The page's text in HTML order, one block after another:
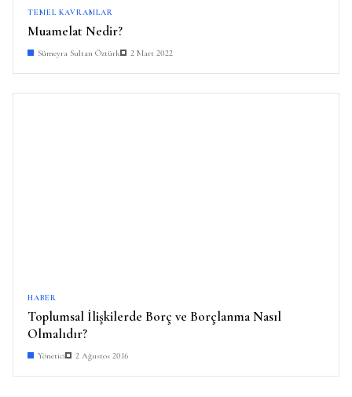
TEMEL KAVRAMLAR
Muamelat Nedir?
Sümeyra Sultan Öztürk 2 Mart 2022
HABER
Toplumsal İlişkilerde Borç ve Borçlanma Nasıl
Olmalıdır?
Yönetici 2 Ağustos 2016